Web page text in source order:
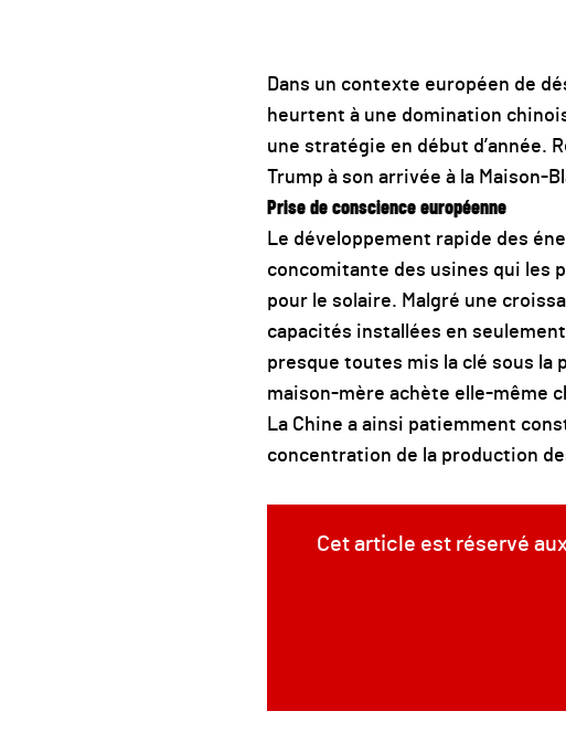
Dans un contexte européen de
heurtent à une domination
une stratégie en début d’année.
Trump à son arrivée à la Maison-
Prise de conscience européenne
Le développement rapide des
concomitante des usines qui les
pour le solaire. Malgré une
capacités installées en
presque toutes mis la clé sous la
maison-mère achète elle-même
La Chine a ainsi patiemment
concentration de la production
Cet article est réservé